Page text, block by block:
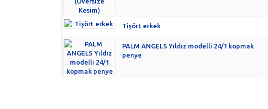
Tişört erkek
PALM ANGELS Yıldız modelli 24/1 kopmak
penye